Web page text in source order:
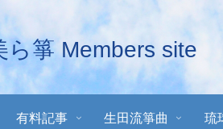
ら箏 Members site
有料記事 生田流箏曲 琉